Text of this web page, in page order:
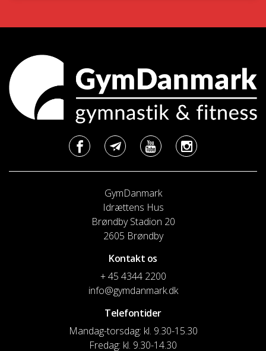
GymDanmark
Idrættens Hus
Brøndby Stadion 20
2605 Brøndby
Kontakt os
+ 45 4344 2200
info@gymdanmark.dk
Telefontider
Mandag-torsdag: kl. 9.30-15.30
Fredag: kl. 9.30-14.30